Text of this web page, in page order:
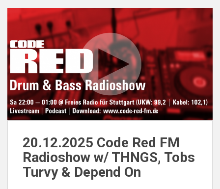
20.12.2025 Code Red FM
Radioshow w/ THNGS, Tobs
Turvy & Depend On